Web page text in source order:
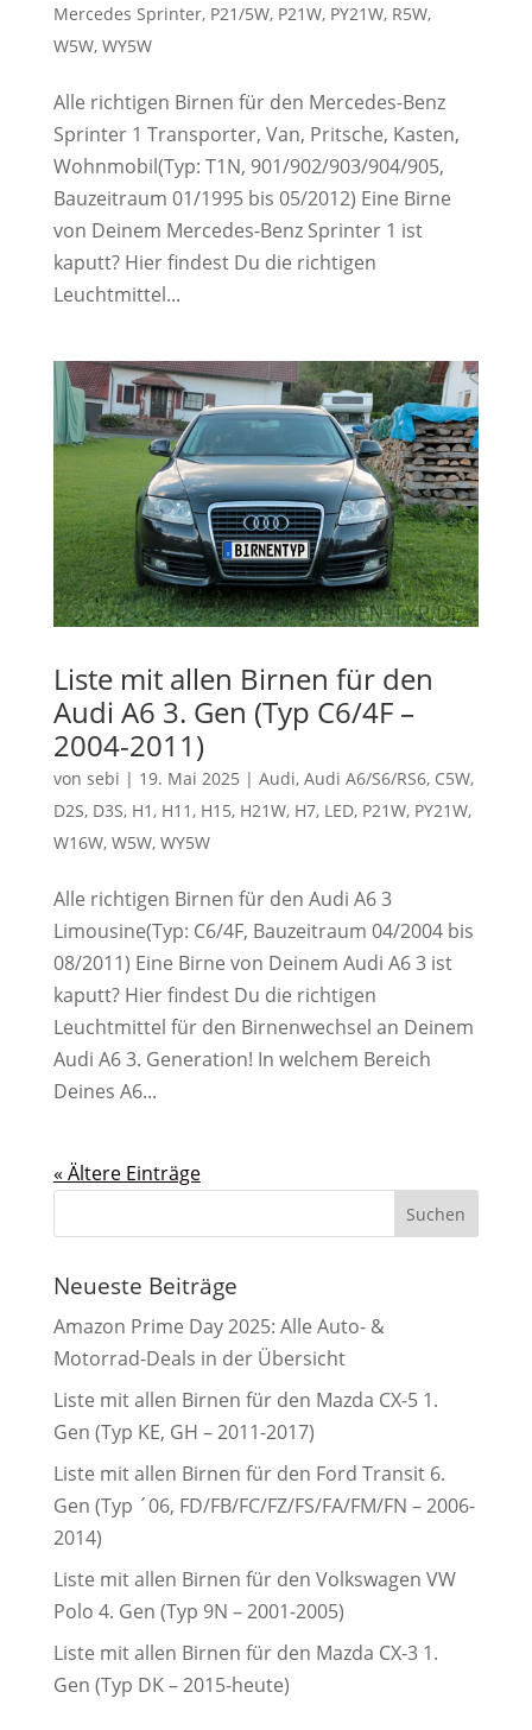
Mercedes Sprinter, P21/5W, P21W, PY21W, R5W,
W5W, WY5W
Alle richtigen Birnen für den Mercedes-Benz
Sprinter 1 Transporter, Van, Pritsche, Kasten,
Wohnmobil(Typ: T1N, 901/902/903/904/905,
Bauzeitraum 01/1995 bis 05/2012) Eine Birne
von Deinem Mercedes-Benz Sprinter 1 ist
kaputt? Hier findest Du die richtigen
Leuchtmittel...
Liste mit allen Birnen für den
Audi A6 3. Gen (Typ C6/4F –
2004-2011)
von sebi | 19. Mai 2025 | Audi, Audi A6/S6/RS6, C5W,
D2S, D3S, H1, H11, H15, H21W, H7, LED, P21W, PY21W,
W16W, W5W, WY5W
Alle richtigen Birnen für den Audi A6 3
Limousine(Typ: C6/4F, Bauzeitraum 04/2004 bis
08/2011) Eine Birne von Deinem Audi A6 3 ist
kaputt? Hier findest Du die richtigen
Leuchtmittel für den Birnenwechsel an Deinem
Audi A6 3. Generation! In welchem Bereich
Deines A6...
« Ältere Einträge
Neueste Beiträge
Amazon Prime Day 2025: Alle Auto- &
Motorrad-Deals in der Übersicht
Liste mit allen Birnen für den Mazda CX-5 1.
Gen (Typ KE, GH – 2011-2017)
Liste mit allen Birnen für den Ford Transit 6.
Gen (Typ ´06, FD/FB/FC/FZ/FS/FA/FM/FN – 2006-
2014)
Liste mit allen Birnen für den Volkswagen VW
Polo 4. Gen (Typ 9N – 2001-2005)
Liste mit allen Birnen für den Mazda CX-3 1.
Gen (Typ DK – 2015-heute)